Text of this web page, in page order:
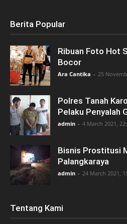
Berita Popular
Ribuan Foto Hot
Bocor
Ara Cantika - 25
Polres Tanah
Pelaku Penyalah
admin - 4 March 2021,
Bisnis Prostitusi
Palangkaraya
admin - 24 March 2021,
Tentang Kami